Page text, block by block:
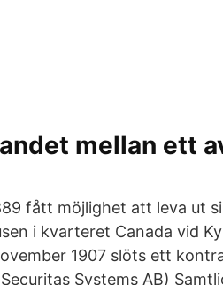
mellan ett
fått möjlighet att leva ut
i kvarteret Canada vid
1907 slöts ett
Systems AB)